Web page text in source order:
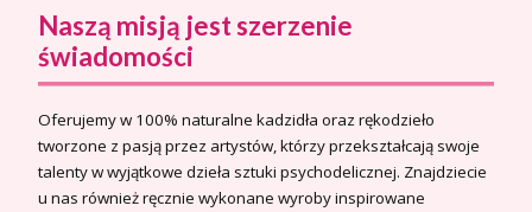
Naszą misją jest szerzenie
świadomości
Oferujemy w 100% naturalne kadzidła oraz rękodzieło
tworzone z pasją przez artystów, którzy przekształcają swoje
talenty w wyjątkowe dzieła sztuki psychodelicznej. Znajdziecie
u nas również ręcznie wykonane wyroby inspirowane